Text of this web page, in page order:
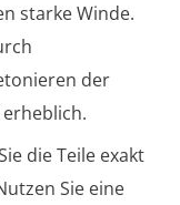
starke Winde.
der
die Teile exakt
Sie eine